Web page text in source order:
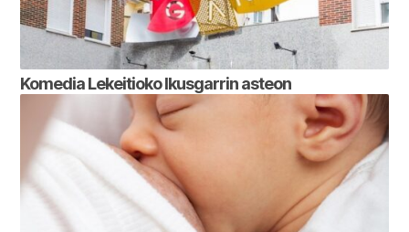
Komedia Lekeitioko Ikusgarrin asteon